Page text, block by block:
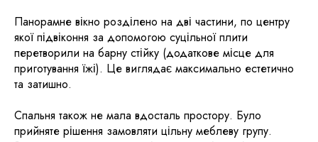
Панорамне вікно розділено на дві частини, по центру
якої підвіконня за допомогою суцільної плити
перетворили на барну стійку (додаткове місце для
приготування їжі). Це виглядає максимально естетично
та затишно.
Спальня також не мала вдосталь простору. Було
прийняте рішення замовляти цільну меблеву групу.